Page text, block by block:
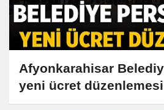
Afyonkarahisar
yeni ücret
maaş bakın ne kadar